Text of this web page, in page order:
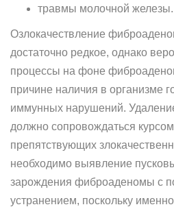
травмы молочной железы.
Озлокачествление
достаточно редкое, однако
процессы на фоне
причине наличия в организме
иммунных нарушений.
должно сопровождаться
препятствующих
необходимо выявление
зарождения фиброаденомы с
устранением, поскольку